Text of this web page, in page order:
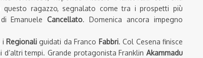
questo ragazzo, segnalato come tra i prospetti più
EmanueleCancellato. Domenica ancora impegno
i Regionaliguidati da Franco Fabbri. Col Cesena finisce
d’altri tempi. Grande protagonista FranklinAkammadu